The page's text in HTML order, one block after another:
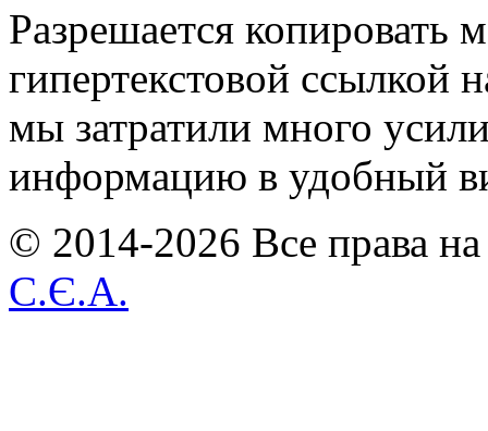
Разрешается копировать
гипертекстовой ссылкой
мы затратили много
информацию в удобный
© 2014-2026 Все права
С.Є.А.